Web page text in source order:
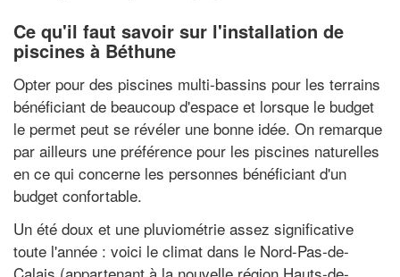
Ce qu'il faut savoir sur l'installation de
piscines à Béthune
Opter pour des piscines multi-bassins pour les terrains
bénéficiant de beaucoup d'espace et lorsque le budget
le permet peut se révéler une bonne idée. On remarque
par ailleurs une préférence pour les piscines naturelles
en ce qui concerne les personnes bénéficiant d'un
budget confortable.
Un été doux et une pluviométrie assez significative
toute l'année : voici le climat dans le Nord-Pas-de-